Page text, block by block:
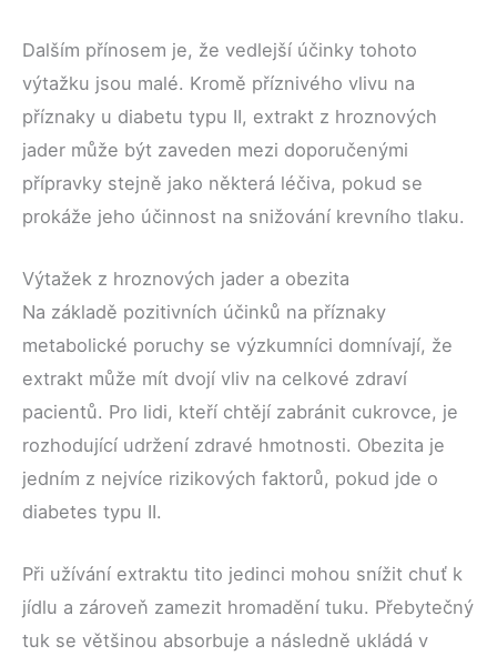
Dalším přínosem je, že vedlejší účinky tohoto
výtažku jsou malé. Kromě příznivého vlivu na
příznaky u diabetu typu II, extrakt z hroznových
jader může být zaveden mezi doporučenými
přípravky stejně jako některá léčiva, pokud se
prokáže jeho účinnost na snižování krevního tlaku.
Výtažek z hroznových jader a obezita
Na základě pozitivních účinků na příznaky
metabolické poruchy se výzkumníci domnívají, že
extrakt může mít dvojí vliv na celkové zdraví
pacientů. Pro lidi, kteří chtějí zabránit cukrovce, je
rozhodující udržení zdravé hmotnosti. Obezita je
jedním z nejvíce rizikových faktorů, pokud jde o
diabetes typu II.
Při užívání extraktu tito jedinci mohou snížit chuť k
jídlu a zároveň zamezit hromadění tuku. Přebytečný
tuk se většinou absorbuje a následně ukládá v